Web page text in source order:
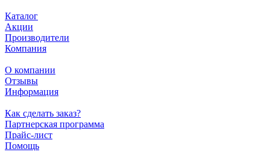
Каталог
Акции
Производители
Компания
О компании
Отзывы
Информация
Как сделать заказ?
Партнерская программа
Прайс-лист
Помощь